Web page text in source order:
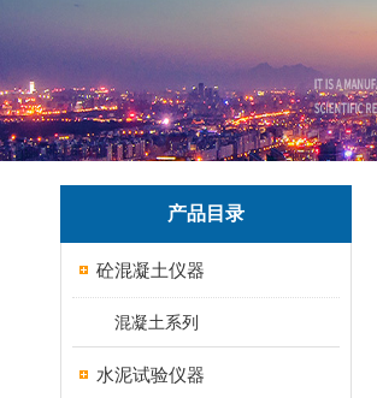
产品目录
砼混凝土仪器
混凝土系列
水泥试验仪器